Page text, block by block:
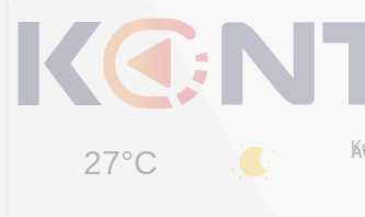
27°C